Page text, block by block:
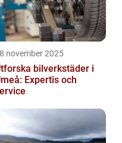
november 2025
bilverkstäder i
Expertis och